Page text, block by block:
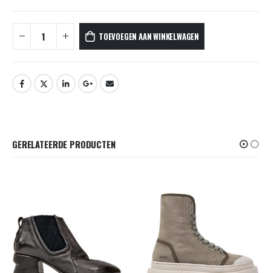
TOEVOEGEN AAN WINKELWAGEN
GERELATEERDE PRODUCTEN